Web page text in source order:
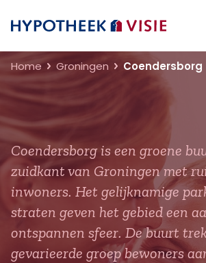
Terug naar home
Home Groningen Coendersborg
Coendersborg is een groene
zuidkant van Groningen met
inwoners. Het gelijknamige
straten geven het gebied een
ontspannen sfeer. De buurt
gevarieerde groep bewoners